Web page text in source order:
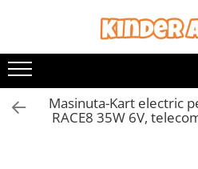
Toate Produsele
Produse in stoc
Masinute electrice
Motociclete electrice
Masinuta-Kart electric
RACE8 35W 6V,